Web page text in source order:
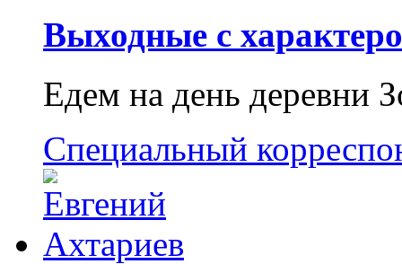
Выходные с
Едем на день деревни
Специальный